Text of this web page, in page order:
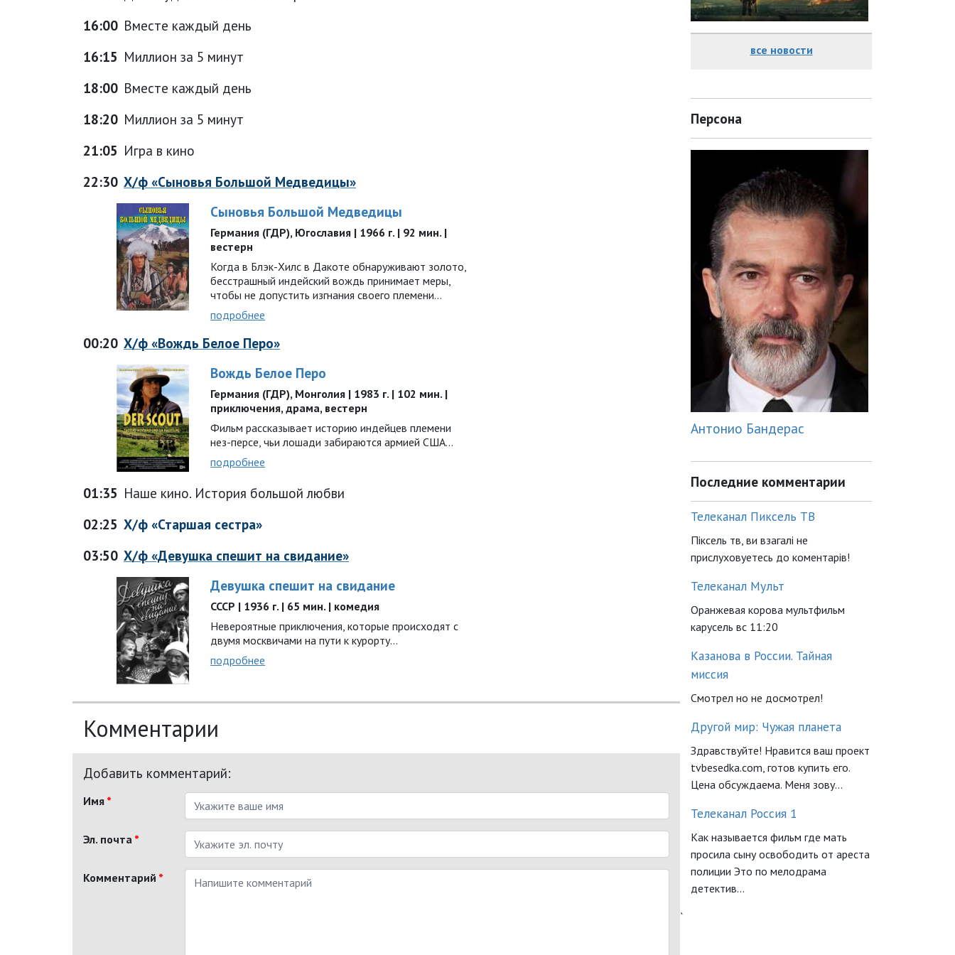
16:00 Вместе каждый день
16:15 Миллион за 5 минут
18:00 Вместе каждый день
18:20 Миллион за 5 минут
21:05 Игра в кино
22:30 Х/ф «Сыновья Большой Медведицы»
Сыновья Большой Медведицы
Германия (ГДР), Югославия | 1966 г. | 92 мин. |
вестерн
Когда в Блэк-Хилс в Дакоте обнаруживают золото,
бесстрашный индейский вождь принимает меры,
чтобы не допустить изгнания своего племени…
подробнее
00:20 Х/ф «Вождь Белое Перо»
Вождь Белое Перо
Германия (ГДР), Монголия | 1983 г. | 102 мин. |
приключения, драма, вестерн
Фильм рассказывает историю индейцев племени
нез-персе, чьи лошади забираются армией США…
подробнее
01:35 Наше кино. Иcтоpия большой любви
02:25 Х/ф «Старшая сестра»
03:50 Х/ф «Девушка спешит на свидание»
Девушка спешит на свидание
СССР | 1936 г. | 65 мин. | комедия
Невероятные приключения, которые происходят с
двумя москвичами на пути к курорту…
подробнее
Комментарии
Добавить комментарий:
Имя *
Эл. почта *
Комментарий *
все новости
Персона
Антонио Бандерас
Последние комментарии
Телеканал Пиксель ТВ
Піксель тв, ви взагалі не
прислуховуетесь до коментарів!
Телеканал Мульт
Оранжевая корова мультфильм
карусель вс 11:20
Казанова в России. Тайная
миссия
Смотрел но не досмотрел!
Другой мир: Чужая планета
Здравствуйте! Нравится ваш проект
tvbesedka.com, готов купить его.
Цена обсуждаема. Меня зову...
Телеканал Россия 1
Как называется фильм где мать
просила сыну освободить от ареста
полиции Это по мелодрама
детектив...
`